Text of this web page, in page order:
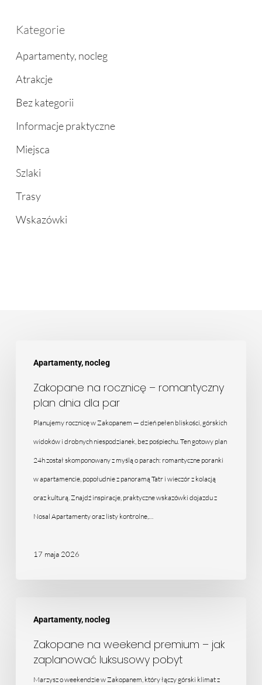
Kategorie
Apartamenty, nocleg
Atrakcje
Bez kategorii
Informacje praktyczne
Miejsca
Szlaki
Trasy
Wskazówki
Apartamenty, nocleg
rocznicę
romantyczny
plan
dnia
Zakopane na rocznicę – romantyczny
plan dnia dla par
Planujemy rocznicę w Zakopanem — dzień pełen bliskości, górskich
widoków i drobnych niespodzianek, bez pośpiechu. Ten gotowy plan
24h został skomponowany z myślą o parach: romantyczne poranki
w apartamencie, popołudnie z panoramą Tatr i wieczór z kolacją
oraz kulturą. Znajdź inspiracje, praktyczne wskazówki dojazdu z
Nosal Apartamenty oraz listy kontrolne,…
17 maja 2026
Apartamenty, nocleg
weekend
premium
Zakopane na weekend premium – jak
zaplanować luksusowy pobyt
Marzysz o weekendzie w Zakopanem, który łączy górski klimat z